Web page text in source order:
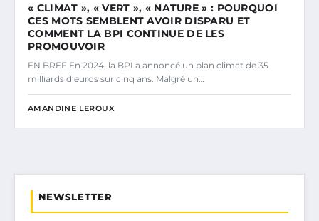
« CLIMAT », « VERT », « NATURE » : POURQUOI
CES MOTS SEMBLENT AVOIR DISPARU ET
COMMENT LA BPI CONTINUE DE LES
PROMOUVOIR
EN BREF En 2024, la BPI a annoncé un plan climat de 35
milliards d’euros sur cinq ans. Malgré un…
AMANDINE LEROUX
NEWSLETTER